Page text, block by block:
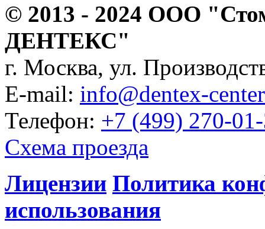
© 2013 - 2024 ООО
ДЕНТЕКС"
г. Москва, ул.
E-mail: info@dentex-
Телефон: +7 (499) 270-
Схема проезда
Лицензии Политика
использования